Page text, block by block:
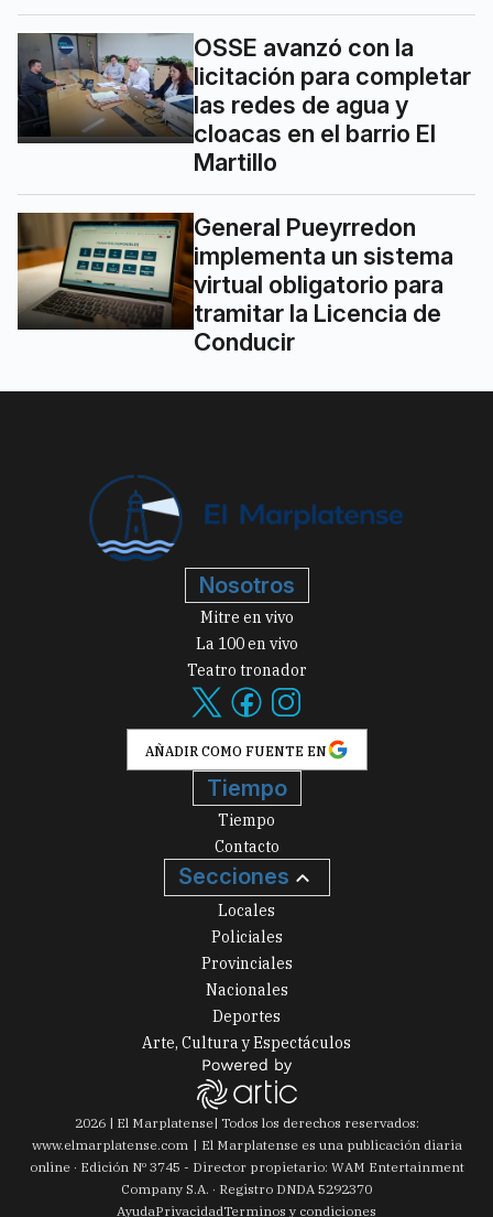
OSSE avanzó con la
licitación para completar
las redes de agua y
cloacas en el barrio El
Martillo
General Pueyrredon
implementa un sistema
virtual obligatorio para
tramitar la Licencia de
Conducir
Nosotros
Mitre en vivo
La 100 en vivo
Teatro tronador
AÑADIR COMO FUENTE EN
Tiempo
Tiempo
Contacto
Secciones
Locales
Policiales
Provinciales
Nacionales
Deportes
Arte, Cultura y Espectáculos
2026| El Marplatense| Todos los derechos reservados:
www.elmarplatense.com
El Marplatense es una publicación diaria
online · Edición Nº 3745 - Director propietario: WAM Entertainment
Company S.A. · Registro DNDA 5292370
AyudaPrivacidadTerminos y condiciones